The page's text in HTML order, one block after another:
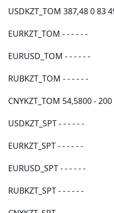
USDKZT_TOM 387,48 0 83
EURKZT_TOM - - - - - -
EURUSD_TOM - - - - - -
RUBKZT_TOM - - - - - -
CNYKZT_TOM 54,5800 - 200
USDKZT_SPT - - - - - -
EURKZT_SPT - - - - - -
EURUSD_SPT - - - - - -
RUBKZT_SPT - - - - - -